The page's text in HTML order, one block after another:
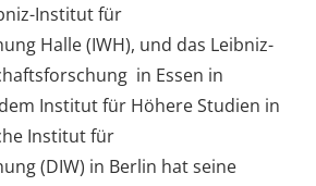
Institut für
Halle (IWH), und das Leibniz-
in Essen in
Institut für Höhere Studien in
Institut für
(DIW) in Berlin hat seine